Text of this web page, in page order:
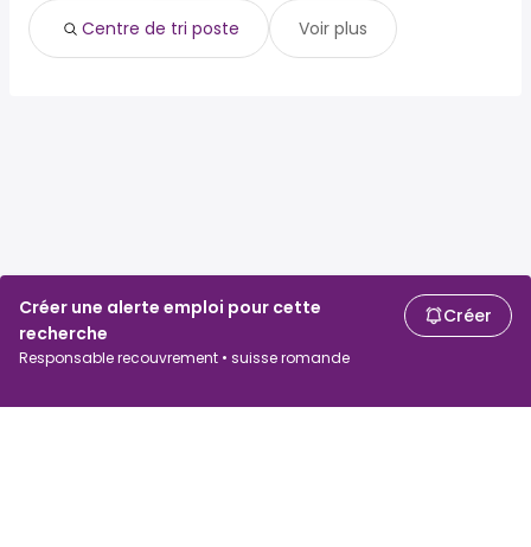
Créer une alerte emploi pour cette
recherche
Responsable recouvrement • suisse romande
Créer
Centre de tri poste Voir plus